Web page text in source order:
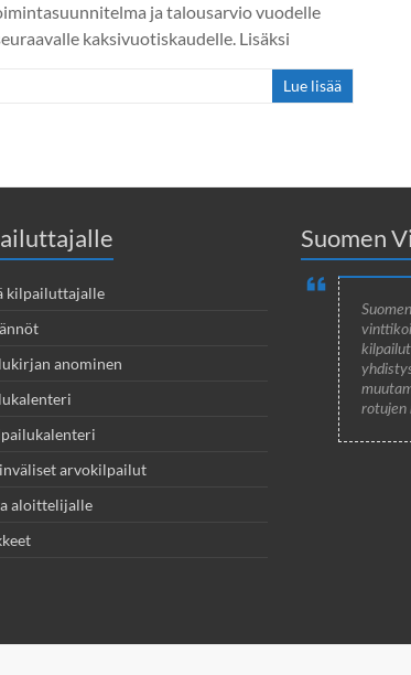
ja talousarvio vuodelle
kaksivuotiskaudelle. Lisäksi
Lue lisää
kilpailuttajalle
anominen
arvokilpailut
aloittelijalle
Suomen
rotujen